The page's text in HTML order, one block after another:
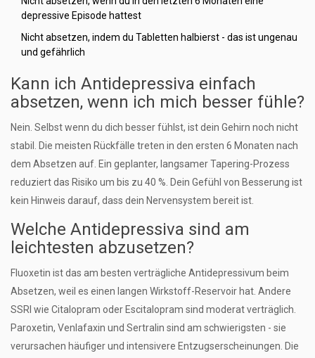
depressive Episode hattest
Nicht absetzen, indem du Tabletten halbierst - das ist ungenau
und gefährlich
Kann ich Antidepressiva einfach
absetzen, wenn ich mich besser fühle?
Nein. Selbst wenn du dich besser fühlst, ist dein Gehirn noch nicht
stabil. Die meisten Rückfälle treten in den ersten 6 Monaten nach
dem Absetzen auf. Ein geplanter, langsamer Tapering-Prozess
reduziert das Risiko um bis zu 40 %. Dein Gefühl von Besserung ist
kein Hinweis darauf, dass dein Nervensystem bereit ist.
Welche Antidepressiva sind am
leichtesten abzusetzen?
Fluoxetin ist das am besten verträgliche Antidepressivum beim
Absetzen, weil es einen langen Wirkstoff-Reservoir hat. Andere
SSRI wie Citalopram oder Escitalopram sind moderat verträglich.
Paroxetin, Venlafaxin und Sertralin sind am schwierigsten - sie
verursachen häufiger und intensivere Entzugserscheinungen. Die